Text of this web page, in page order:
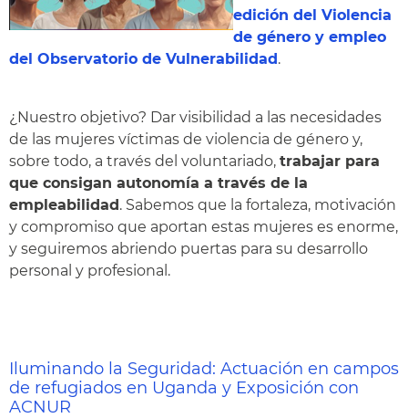
edición del Violencia
de género y empleo
del Observatorio de Vulnerabilidad.
¿Nuestro objetivo? Dar visibilidad a las necesidades
de las mujeres víctimas de violencia de género y,
sobre todo, a través del voluntariado, trabajar para
que consigan autonomía a través de la
empleabilidad. Sabemos que la fortaleza, motivación
y compromiso que aportan estas mujeres es enorme,
y seguiremos abriendo puertas para su desarrollo
personal y profesional.
Iluminando la Seguridad: Actuación en campos
de refugiados en Uganda y Exposición con
ACNUR